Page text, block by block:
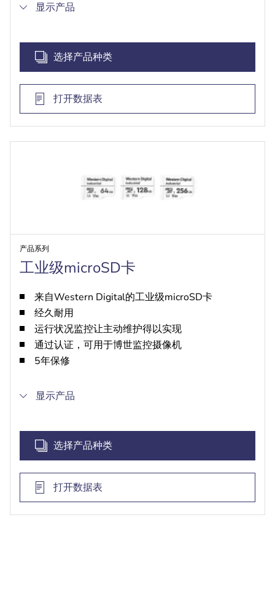
显示产品
选择产品种类
打开数据表
产品系列
工业级microSD卡
来自Western Digital的工业级microSD卡
经久耐用
运行状况监控让主动维护得以实现
通过认证，可用于博世监控摄像机
5年保修
显示产品
选择产品种类
打开数据表